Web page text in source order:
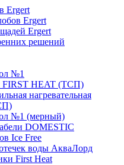
Ergert
Ergert
Ergert
решений
№1
FIRST HEAT (ТСП)
нагревательная
№1 (мерный)
DOMESTIC
Ice Free
воды АкваЛорд
First Heat